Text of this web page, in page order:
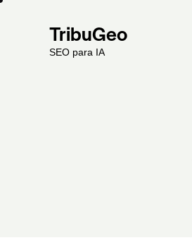
TribuGeo
SEO para IA